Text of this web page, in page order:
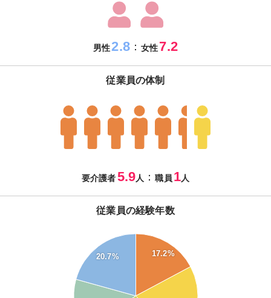
男性2.8：女性7.2
従業員の体制
要介護者5.9人 ：職員 1人
従業員の経験年数
17.2%
20.7%